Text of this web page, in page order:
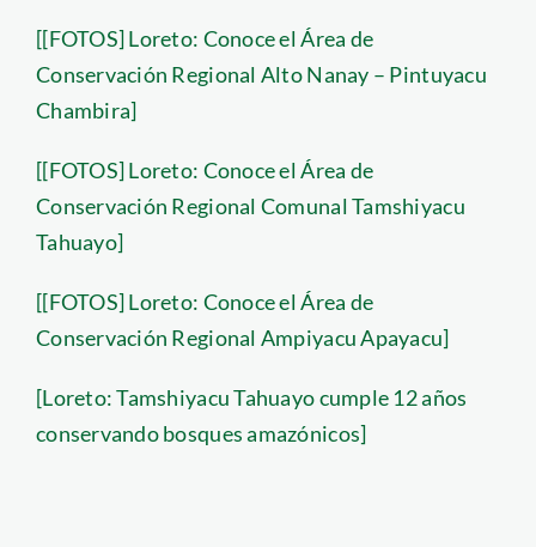
[[FOTOS] Loreto: Conoce el Área de
Conservación Regional Alto Nanay – Pintuyacu
Chambira]
[[FOTOS] Loreto: Conoce el Área de
Conservación Regional Comunal Tamshiyacu
Tahuayo]
[[FOTOS] Loreto: Conoce el Área de
Conservación Regional Ampiyacu Apayacu]
[Loreto: Tamshiyacu Tahuayo cumple 12 años
conservando bosques amazónicos]